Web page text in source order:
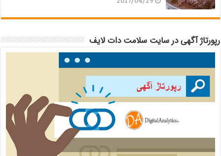
رپورتاژ آگهی در سایت سلامت دات لایف